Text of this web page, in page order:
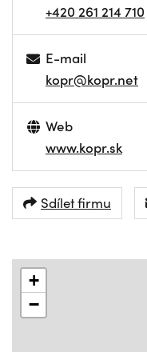
+420 261 214 710
E-mail
kopr@kopr.net
Web
www.kopr.sk
Sdílet firmu
+
−